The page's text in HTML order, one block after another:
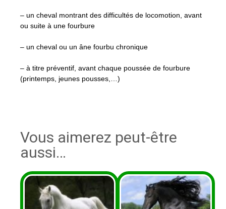
– un cheval montrant des difficultés de locomotion, avant
ou suite à une fourbure
– un cheval ou un âne fourbu chronique
– à titre préventif, avant chaque poussée de fourbure
(printemps, jeunes pousses,…)
Vous aimerez peut-être
aussi…